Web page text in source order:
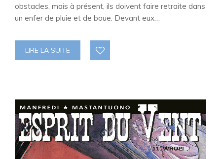
obstacles, mais à présent, ils doivent faire retraite dans
un enfer de pluie et de boue. Devant eux…
LIRE LA SUITE